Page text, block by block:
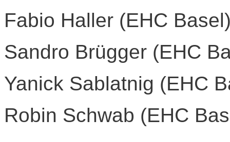
Fabio Haller (EHC
Sandro Brügger (EHC
Yanick Sablatnig (EHC
Robin Schwab (EHC